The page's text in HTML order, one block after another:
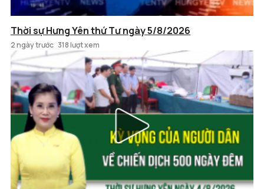
Thời sự Hưng Yên thứ Tư ngày 5/8/2026
2 ngày trước 318 lượt xem